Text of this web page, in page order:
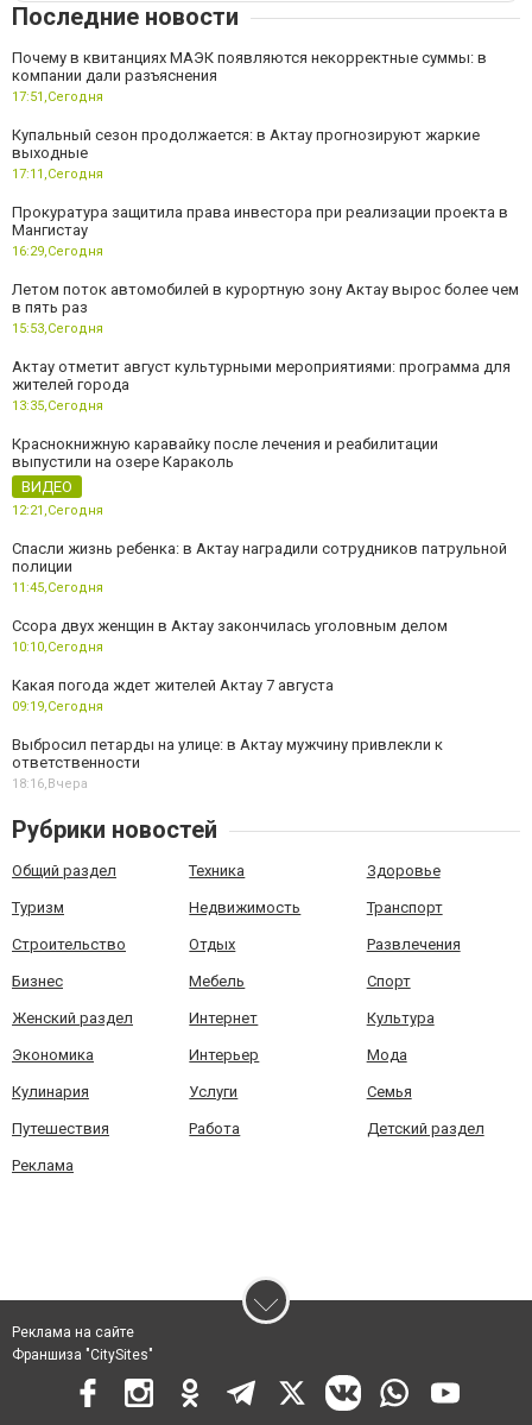
Последние новости
Почему в квитанциях МАЭК появляются некорректные суммы: в
компании дали разъяснения
17:51,Сегодня
Купальный сезон продолжается: в Актау прогнозируют жаркие
выходные
17:11,Сегодня
Прокуратура защитила права инвестора при реализации проекта в
Мангистау
16:29,Сегодня
Летом поток автомобилей в курортную зону Актау вырос более чем
в пять раз
15:53,Сегодня
Актау отметит август культурными мероприятиями: программа для
жителей города
13:35,Сегодня
Краснокнижную каравайку после лечения и реабилитации
выпустили на озере Караколь
ВИДЕО
12:21,Сегодня
Спасли жизнь ребенка: в Актау наградили сотрудников патрульной
полиции
11:45,Сегодня
Ссора двух женщин в Актау закончилась уголовным делом
10:10,Сегодня
Какая погода ждет жителей Актау 7 августа
09:19,Сегодня
Выбросил петарды на улице: в Актау мужчину привлекли к
ответственности
18:16,Вчера
Рубрики новостей
Общий раздел Техника Здоровье
Туризм Недвижимость Транспорт
Строительство Отдых Развлечения
Бизнес Мебель Спорт
Женский раздел Интернет Культура
Экономика Интерьер Мода
Кулинария Услуги Семья
Путешествия Работа Детский раздел
Реклама
Реклама на сайте
Франшиза "CitySites"